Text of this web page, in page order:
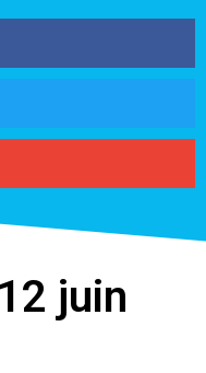
juin